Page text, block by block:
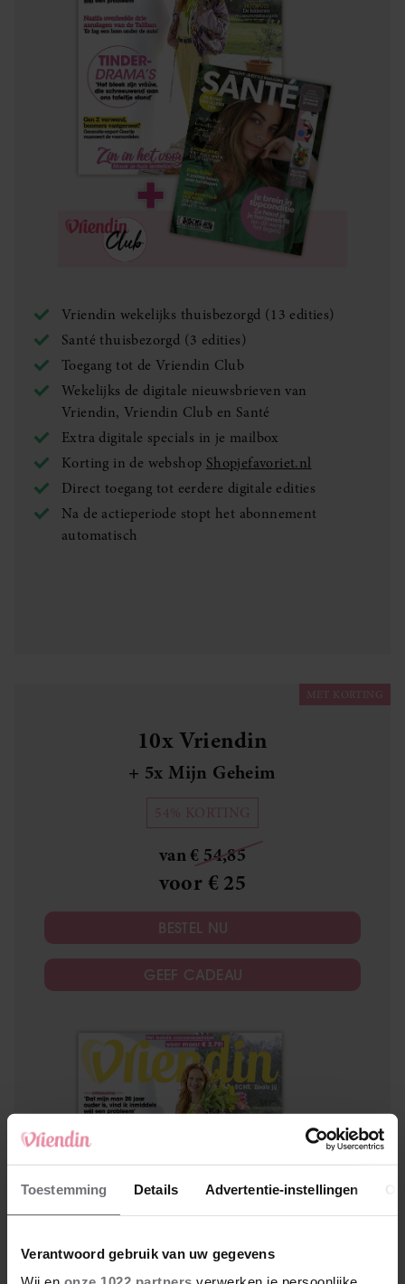
Toestemming Details Advertentie-instellingen
Verantwoord gebruik van uw gegevens
Vriendin wekelijks thuisbezorgd (13 edities)
Santé thuisbezorgd (3 edities)
Toegang tot de Vriendin Club
Wekelijks de digitale nieuwsbrieven van
Vriendin, Vriendin Club en Santé
Extra digitale specials in je mailbox
Korting in de webshop Shopjefavoriet.nl
Direct toegang tot eerdere digitale edities
Na de actieperiode stopt het abonnement
automatisch
MET KORTING
10x Vriendin
+ 5x Mijn Geheim
54% KORTING
van € 54,85
voor € 25
BESTEL NU
GEEF CADEAU